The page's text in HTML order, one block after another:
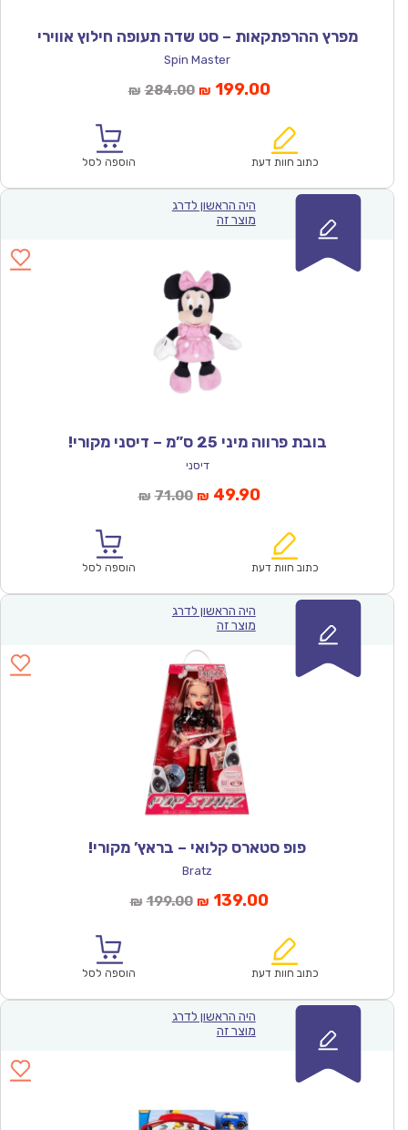
מפרץ ההרפתקאות – סט שדה תעופה חילוץ אווירי
Spin Master
₪ 284.00המחיר
₪284.00.
₪ 199.00המחיר
הוא:
כתוב חוות דעת הוספה לסל
היה הראשון לדרג
מוצר זה
בובת פרווה מיני 25 ס”מ – דיסני מקורי!
דיסני
₪ 71.00המחיר
₪71.00.
₪ 49.90המחיר
הוא:
כתוב חוות דעת הוספה לסל
היה הראשון לדרג
מוצר זה
פופ סטארס קלואי – בראץ’ מקורי!
Bratz
₪ 199.00המחיר
₪199.00.
₪ 139.00המחיר
הוא:
כתוב חוות דעת הוספה לסל
היה הראשון לדרג
מוצר זה